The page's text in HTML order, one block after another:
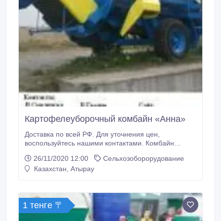
Картофелеуборочный комбайн «Анна»
Доставка по всей РФ. Для уточнения цен,
воспользуйтесь нашими контактами. Комбайн
уборки картофеля, посажен-ного
картофелепосадочными машинами с
засоренных крупными камнями и посторонними
предметами при массе растительных остатков до 6
т/га.
26/11/2020 12:00
Сельхозоборорудование
Казахстан, Атырау
1 тенге 〒